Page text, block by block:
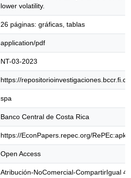
lower volatility.
26 páginas: gráficas, tablas
application/pdf
NT-03-2023
https://
spa
Banco Central de Costa Rica
https://EconPapers.repec.org/
Open Access
Atribución-NoComercial-CompartirIgual